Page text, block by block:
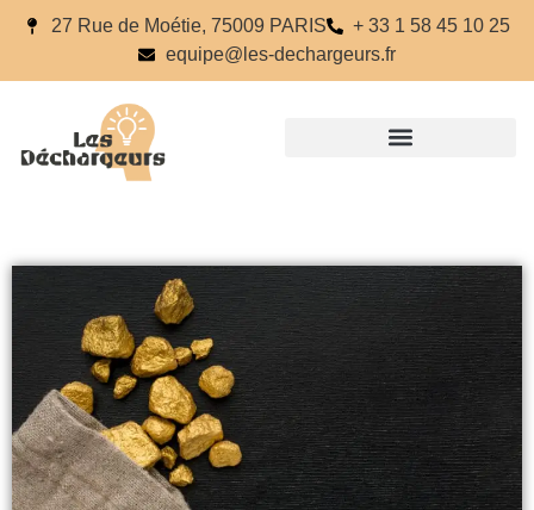
27 Rue de Moétie, 75009 PARIS
+ 33 1 58 45 10 25
equipe@les-dechargeurs.fr